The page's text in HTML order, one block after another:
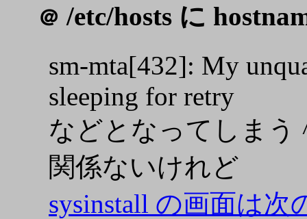
＠ /etc/hosts に
sm-mta[432]: My
sleeping for retry
などとなってしまう
関係ないけれど
sysinstall の画面は